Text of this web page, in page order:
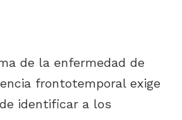
de la enfermedad de
frontotemporal exige
identificar a los